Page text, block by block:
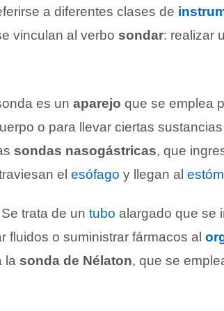
a diferentes clases de
vinculan al verbo sondar: realizar
es un aparejo que se emplea
o para llevar ciertas
sondas nasogástricas, que
el esófago y llegan al
trata de un tubo alargado que se
fluidos o suministrar fármacos al
la sonda de Nélaton, que se